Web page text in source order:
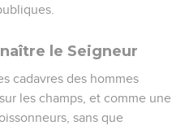
le Seigneur
cadavres des hommes
les champs, et comme une
sans que